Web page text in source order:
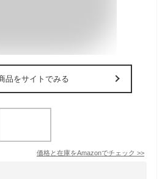
品をサイトでみる
価格と在庫をAmazonでチェック >>